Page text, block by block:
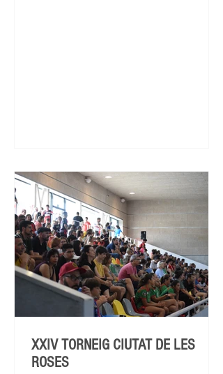
XXIV TORNEIG CIUTAT DE LES
ROSES